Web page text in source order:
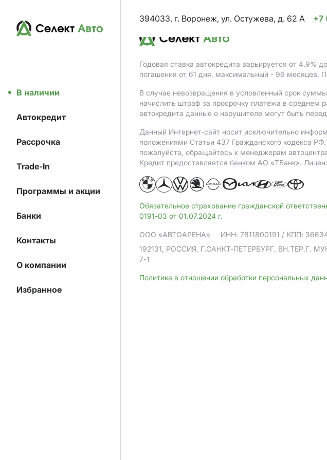
В наличии
Автокредит
Рассрочка
Trade-In
Программы и акции
Банки
Контакты
О компании
Избранное
394033, г. Воронеж, ул. Остужева, д. 62 А
+7
Годовая ставка автокредита варьируется от 4.9%
погашения от 61 дня, максимальный - 96 месяцев.
В случае невозвращения в условленный срок
начислить штраф за просрочку платежа в среднем
автокредита данные о нарушителе могут быть
Данный Интернет-сайт носит исключительно
положениями Статьи 437 Гражданского кодекса
пожалуйста, обращайтесь к менеджерам
Кредит предоставляется банком АO «ТБанк».
Обязательное страхование гражданской
0191-03 от 01.07.2024 г.
ООО «АВТОАРЕНА» ИНН: 7811800191 / КПП:
192131, РОССИЯ, Г.САНКТ-ПЕТЕРБУРГ,
7-1
Политика в отношении обработки персональных